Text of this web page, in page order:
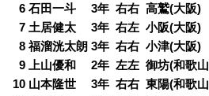
06 石田一斗 3年 右右 高鷲(大阪)
07 土居健太 3年 右左 小阪(大阪)
08 福溜洸太朗 3年 右右 小津(大阪)
09 上山優和 2年 左左 御坊(和歌
10 山本隆世 3年 右右 東陽(和歌